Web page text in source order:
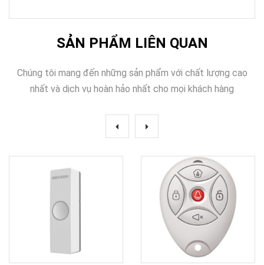
SẢN PHẨM LIÊN QUAN
Chúng tôi mang đến những sản phẩm với chất lượng cao
nhất và dịch vụ hoàn hảo nhất cho mọi khách hàng